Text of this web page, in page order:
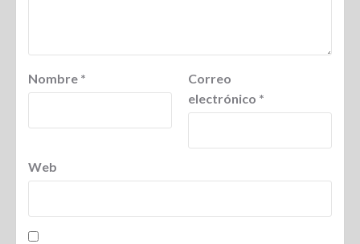
Nombre *
Correo
electrónico *
Web